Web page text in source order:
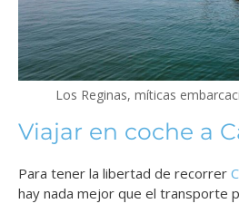
Los Reginas, míticas
Viajar en coche a
Para tener la libertad de recorrer
hay nada mejor que el transporte